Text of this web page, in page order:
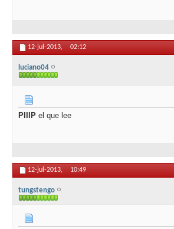
12-jul-2013, 02:12
luciano04
PIIIP el que lee
12-jul-2013, 10:49
tungstengo